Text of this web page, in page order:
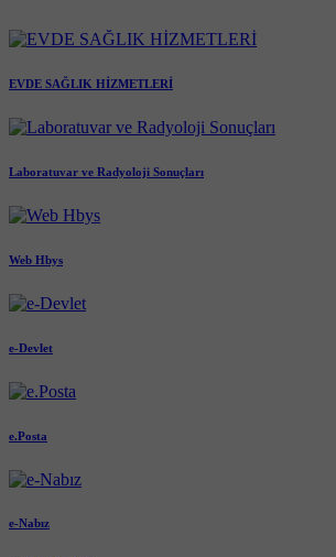
EVDE SAĞLIK HİZMETLERİ
Laboratuvar ve Radyoloji Sonuçları
Web Hbys
e-Devlet
e.Posta
e-Nabız